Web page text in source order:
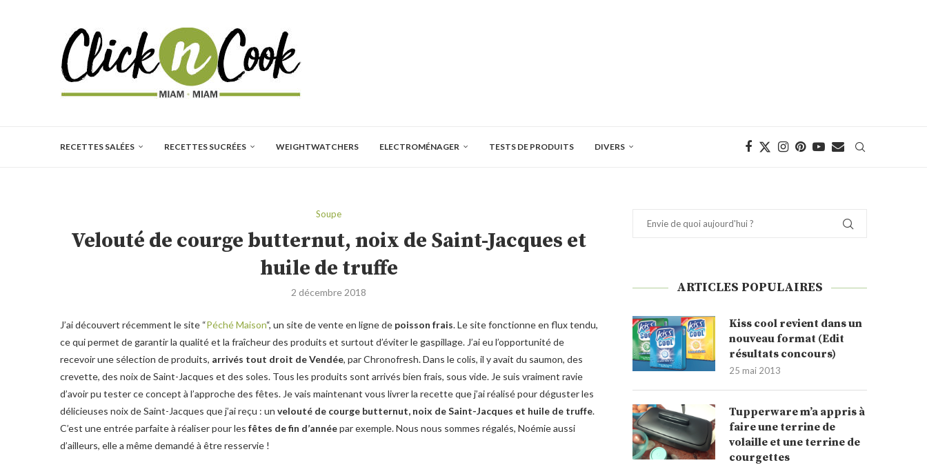
RECETTES SALÉES RECETTES SUCRÉES WEIGHTWATCHERS ELECTROMÉNAGER TESTS DE PRODUITS DIVERS
Soupe
Velouté de courge butternut, noix de Saint-Jacques et
huile de truffe
2 décembre 2018
J’ai découvert récemment le site “Péché Maison“, un site de vente en ligne de poisson frais. Le site fonctionne en flux tendu,
ce qui permet de garantir la qualité et la fraîcheur des produits et surtout d’éviter le gaspillage. J’ai eu l’opportunité de
recevoir une sélection de produits, arrivés tout droit de Vendée, par Chronofresh. Dans le colis, il y avait du saumon, des
crevette, des noix de Saint-Jacques et des soles. Tous les produits sont arrivés bien frais, sous vide. Je suis vraiment ravie
d’avoir pu tester ce concept à l’approche des fêtes. Je vais maintenant vous livrer la recette que j’ai réalisé pour déguster les
délicieuses noix de Saint-Jacques que j’ai reçu : un velouté de courge butternut, noix de Saint-Jacques et huile de truffe.
C’est une entrée parfaite à réaliser pour les fêtes de fin d’annéepar exemple. Nous nous sommes régalés, Noémie aussi
d’ailleurs, elle a même demandé à être resservie !
ARTICLES POPULAIRES
Kiss cool revient dans un
nouveau format (Edit
résultats concours)
25 mai 2013
Tupperware m’a appris à
faire une terrine de
volaille et une terrine de
courgettes